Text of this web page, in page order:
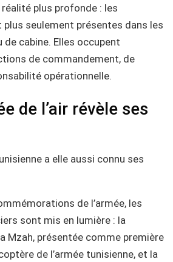
plus profonde : les
plus seulement présentes dans les
de cabine. Elles occupent
de commandement, de
opérationnelle.
de l’air révèle ses
a elle aussi connu ses
de l’armée, les
sont mis en lumière : la
Mzah, présentée comme première
de l’armée tunisienne, et la